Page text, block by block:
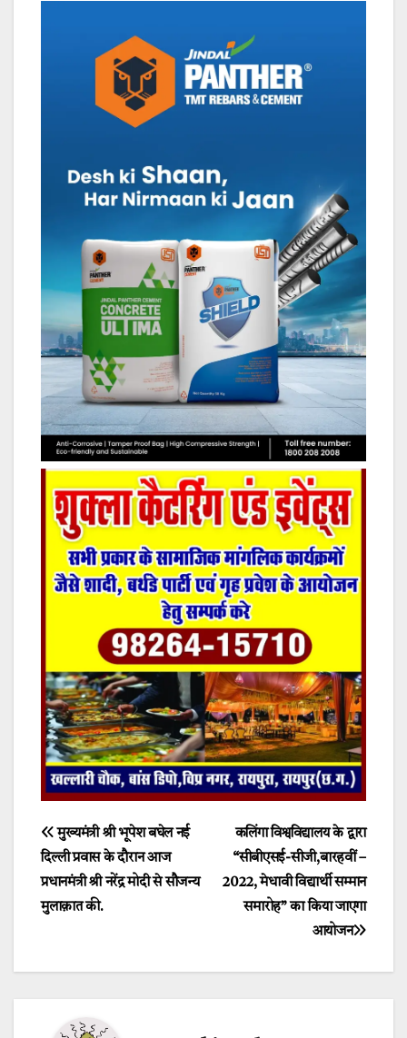
Post
navigation
कलिंगा विश्वविद्यालय के द्वारा
“सीबीएसई-सीजी,बारहवीं –
2022, मेधावी विद्यार्थी सम्मान
समारोह” का किया जाएगा
आयोजन
मुख्यमंत्री श्री भूपेश बघेल नई
दिल्ली प्रवास के दौरान आज
प्रधानमंत्री श्री नरेंद्र मोदी से सौजन्य
मुलाक़ात की.